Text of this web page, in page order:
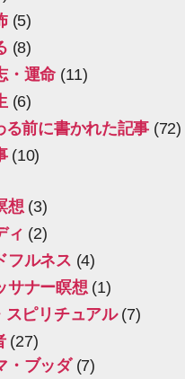
(5)
(8)
・運命 (11)
(6)
る前に書かれた記事 (72)
(10)
想(3)
ィ (2)
フルネス (4)
サナー瞑想(1)
スピリチュアル(7)
(27)
・ブッダ(7)